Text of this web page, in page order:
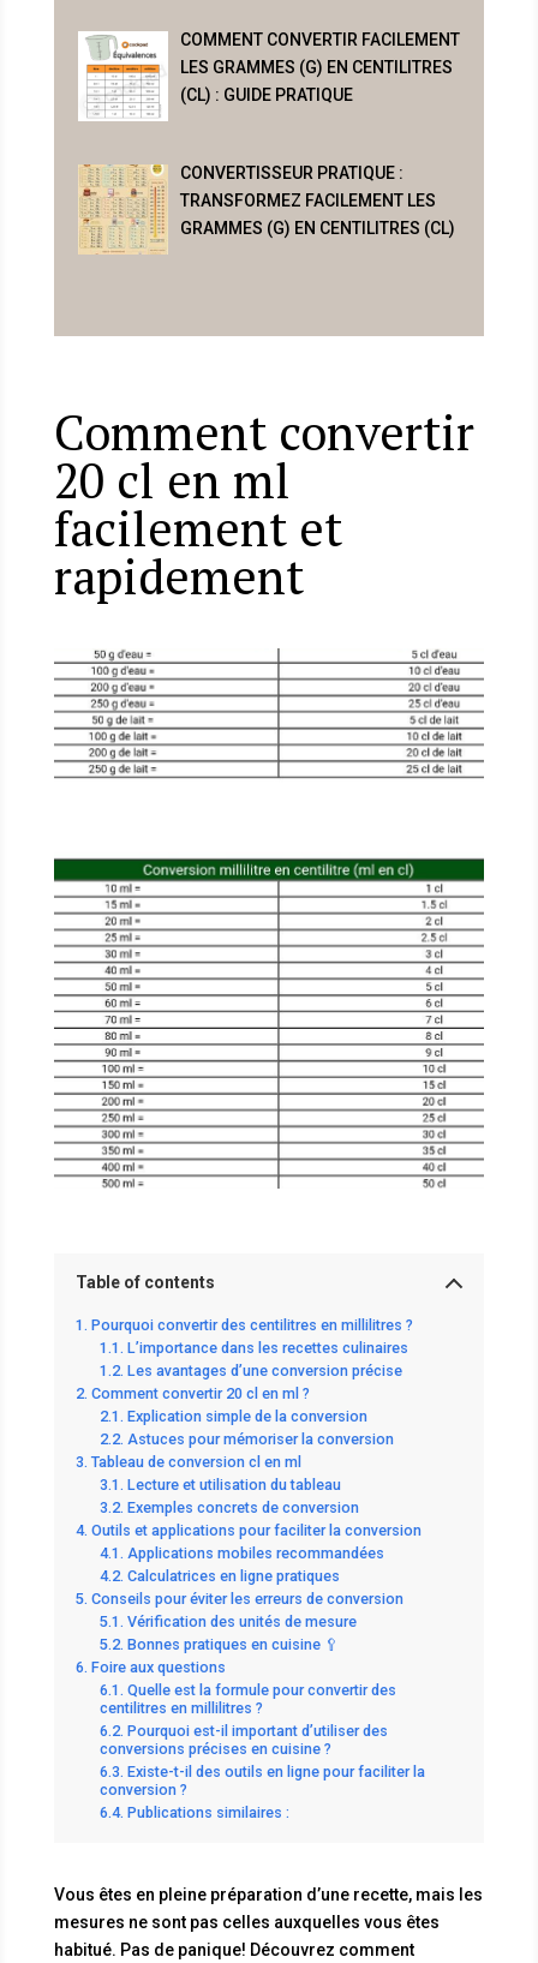
COMMENT CONVERTIR FACILEMENT
LES GRAMMES (G) EN CENTILITRES
(CL) : GUIDE PRATIQUE
CONVERTISSEUR PRATIQUE :
TRANSFORMEZ FACILEMENT LES
GRAMMES (G) EN CENTILITRES (CL)
Comment convertir
20 cl en ml
facilement et
rapidement
Table of contents
Pourquoi convertir des centilitres en millilitres ?
L’importance dans les recettes culinaires
Les avantages d’une conversion précise
Comment convertir 20 cl en ml ?
Explication simple de la conversion
Astuces pour mémoriser la conversion
Tableau de conversion cl en ml
Lecture et utilisation du tableau
Exemples concrets de conversion
Outils et applications pour faciliter la conversion
Applications mobiles recommandées
Calculatrices en ligne pratiques
Conseils pour éviter les erreurs de conversion
Vérification des unités de mesure
Bonnes pratiques en cuisine 🥄
Foire aux questions
Quelle est la formule pour convertir des
centilitres en millilitres ?
Pourquoi est-il important d’utiliser des
conversions précises en cuisine ?
Existe-t-il des outils en ligne pour faciliter la
conversion ?
Publications similaires :
Vous êtes en pleine préparation d’une recette, mais les
mesures ne sont pas celles auxquelles vous êtes
habitué. Pas de panique! Découvrez comment